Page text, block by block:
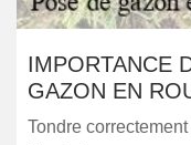
IMPORTANCE
GAZON EN
Tondre